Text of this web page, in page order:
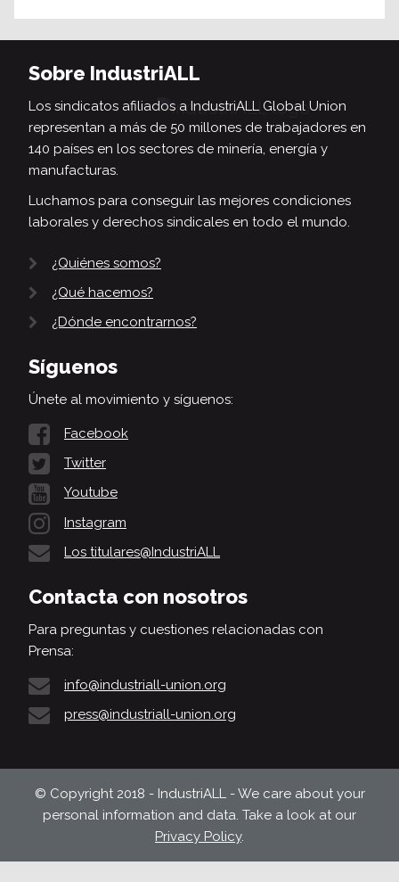
Sobre IndustriALL
Los sindicatos afiliados a IndustriALL Global Union
representan a más de 50 millones de trabajadores en
140 países en los sectores de minería, energía y
manufacturas.
Luchamos para conseguir las mejores condiciones
laborales y derechos sindicales en todo el mundo.
¿Quiénes somos?
¿Qué hacemos?
¿Dónde encontrarnos?
Síguenos
Únete al movimiento y síguenos:
Facebook
Twitter
Youtube
Instagram
Los titulares@IndustriALL
Contacta con nosotros
Para preguntas y cuestiones relacionadas con
Prensa:
info@industriall-union.org
press@industriall-union.org
© Copyright 2018 - IndustriALL - We care about your
personal information and data. Take a look at our
Privacy Policy.